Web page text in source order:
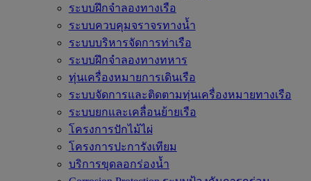
ระบบฝึกจำลองทางเรือ
ระบบควบคุมจราจรทางน้ำ
ระบบบริหารจัดการท่าเรือ
ระบบฝึกจำลองทางทหาร
ทุ่นเครื่องหมายการเดินเรือ
ระบบจัดการและติดตามทุ่นเครื่องหมายทางเรือ
ระบบยกและเคลื่อนย้ายเรือ
โครงการปักไม้ไผ่
โครงการปะการังเทียม
บริการขุดลอกร่องน้ำ